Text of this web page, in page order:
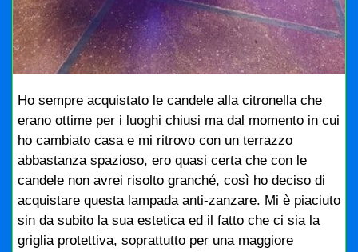
Ho sempre acquistato le candele alla citronella che
erano ottime per i luoghi chiusi ma dal momento in cui
ho cambiato casa e mi ritrovo con un terrazzo
abbastanza spazioso, ero quasi certa che con le
candele non avrei risolto granché, così ho deciso di
acquistare questa lampada anti-zanzare. Mi è piaciuto
sin da subito la sua estetica ed il fatto che ci sia la
griglia protettiva, soprattutto per una maggiore